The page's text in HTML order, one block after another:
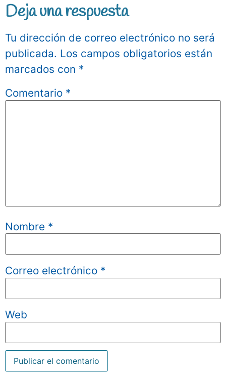
Deja una respuesta
Tu dirección de correo electrónico no será
publicada. Los campos obligatorios están
marcados con *
Comentario *
Nombre *
Correo electrónico *
Web